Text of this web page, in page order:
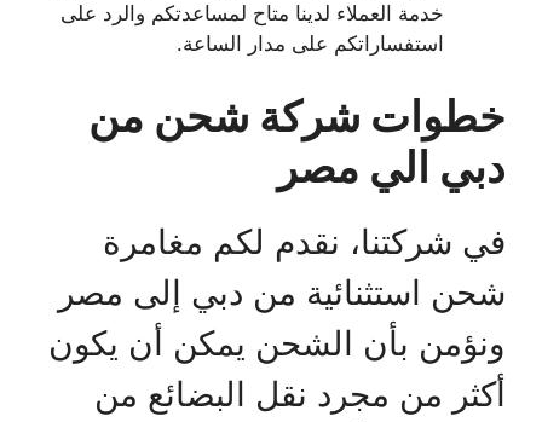
خدمة العملاء لدينا متاح لمساعدتكم والرد على
استفساراتكم على مدار الساعة.
خطوات شركة شحن من
دبي الي مصر
في شركتنا، نقدم لكم مغامرة
شحن استثنائية من دبي إلى مصر
ونؤمن بأن الشحن يمكن أن يكون
أكثر من مجرد نقل البضائع من